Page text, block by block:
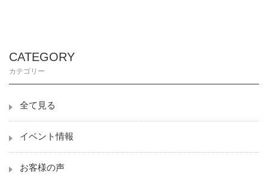
CATEGORY
カテゴリー
全て見る
イベント情報
お客様の声